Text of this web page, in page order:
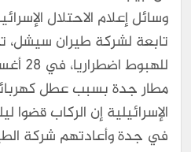
وسائل إعلام الاحتلال
مطار جدة بسبب عطل
الإسرائيلية إن الركاب
في جدة وأعادتهم شركة